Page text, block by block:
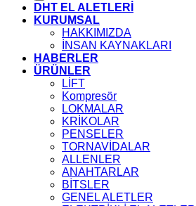
DHT EL ALETLERİ
KURUMSAL
HAKKIMIZDA
İNSAN KAYNAKLARI
HABERLER
ÜRÜNLER
LİFT
Kompresör
LOKMALAR
KRİKOLAR
PENSELER
TORNAVİDALAR
ALLENLER
ANAHTARLAR
BİTSLER
GENEL ALETLER